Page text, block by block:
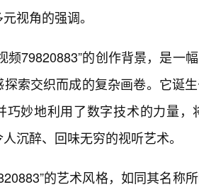
视角的强调。
频79820883”的创作背景，是一
索交织而成的复杂画卷。它诞
巧妙地利用了数字技术的力量
沉醉、回味无穷的视听艺术。
的艺术风格，如同其名称